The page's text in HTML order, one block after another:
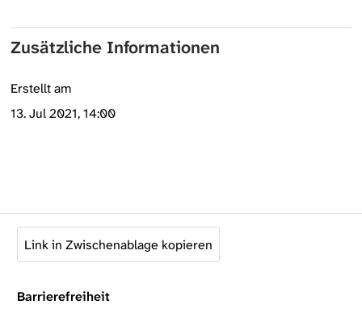
Zusätzliche Informationen
Erstellt am
13. Jul 2021, 14:00
Link in Zwischenablage kopieren
Barrierefreiheit